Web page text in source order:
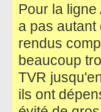
Pour la
a pas
rendus
beaucoup
TVR
ils ont